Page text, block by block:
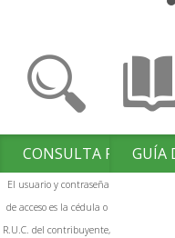
CONSULTA
El usuario y contraseña
de acceso es la cédula o
R.U.C. del contribuyente,
GUÍA